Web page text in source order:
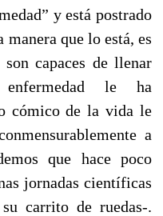
y está postrado
que lo está, es
capaces de llenar
le ha
cómico de la vida le
a
que hace poco
jornadas científicas
carrito de ruedas-.